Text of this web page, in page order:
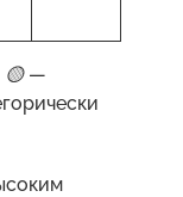
🟡 —